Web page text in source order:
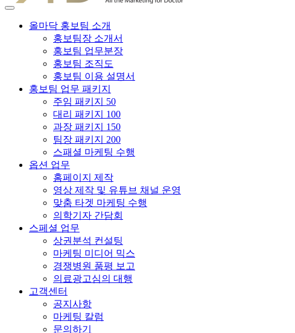
올마닥 홍보팀 소개
홍보팀장 소개서
홍보팀 업무분장
홍보팀 조직도
홍보팀 이용 설명서
홍보팀 업무 패키지
주임 패키지 50
대리 패키지 100
과장 패키지 150
팀장 패키지 200
스패셜 마케팅 수행
옵션 업무
홈페이지 제작
영상 제작 및 유튜브 채널 운영
맞춤 타겟 마케팅 수행
의학기자 간담회
스페셜 업무
상권분석 컨설팅
마케팅 미디어 믹스
경쟁병원 품평 보고
의료광고심의 대행
고객센터
공지사항
마케팅 칼럼
문의하기